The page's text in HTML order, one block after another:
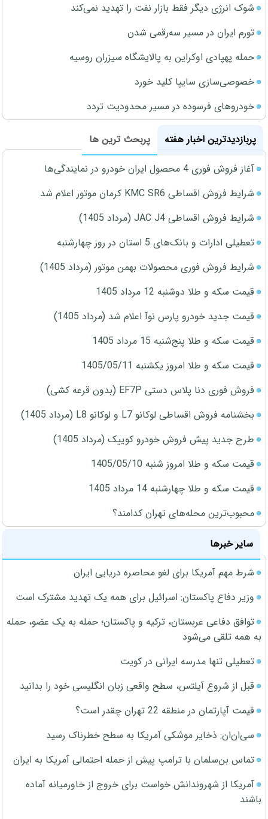
شوک انرژی دیگر فقط بازار نفت را تهدید نمی‌کند
تورم ایران در مسیر سه‌رقمی شدن
حمله پهپادی اوکراین به پالایشگاه سیزران روسیه
خصوصی‌سازی سایپا کلید خورد
خودروهای فرسوده در مسیر محدودیت تردد
پربازدیدترین اخبار هفته
پربحث ترین ها
آغاز فروش فوری 4 محصول ایران خودرو در نمایندگی‌ها
شرایط فروش اقساطی KMC SR6 کرمان موتور اعلام شد
شرایط فروش اقساطی JAC J4 (مرداد 1405)
تعطیلی ادارات و بانک‌های 5 استان در روز چهارشنبه
شرایط فروش فوری محصولات بهمن موتور (مرداد 1405)
قیمت سکه و طلا دوشنبه 12 مرداد 1405
قیمت جدید خودرو پارس نوآ اعلام شد (مرداد 1405)
قیمت سکه و طلا پنج‌شنبه 15 مرداد 1405
قیمت سکه و طلا امروز یکشنبه 1405/05/11
فروش فوری دنا پلاس دستی EF7P (بدون قرعه کشی)
بخشنامه فروش اقساطی لوکانو L7 و لوکانو L8 (مرداد 1405)
طرح جدید پیش فروش خودرو کوییک (مرداد 1405)
قیمت سکه و طلا امروز شنبه 1405/05/10
قیمت سکه و طلا چهارشنبه 14 مرداد 1405
محبوب‌ترین محله‌های تهران کدامند؟
سایر خبرها
شرط مهم آمریکا برای لغو محاصره دریایی ایران
وزیر دفاع پاکستان: اسرائیل برای همه یک تهدید مشترک است
توافق دفاعی عربستان، ترکیه و پاکستان؛ حمله به یک عضو، حمله
به همه تلقی می‌شود
تعطیلی تنها مدرسه ایرانی در کویت
قبل از شروع آیلتس، سطح واقعی زبان انگلیسی خود را بدانید
قیمت آپارتمان در منطقه 22 تهران چقدر است؟
سی‌ان‌ان: ذخایر موشکی آمریکا به سطح خطرناک رسید
تماس بن‌سلمان با ترامپ پیش از حمله احتمالی آمریکا به ایران
آمریکا از شهروندانش خواست برای خروج از خاورمیانه آماده
باشند